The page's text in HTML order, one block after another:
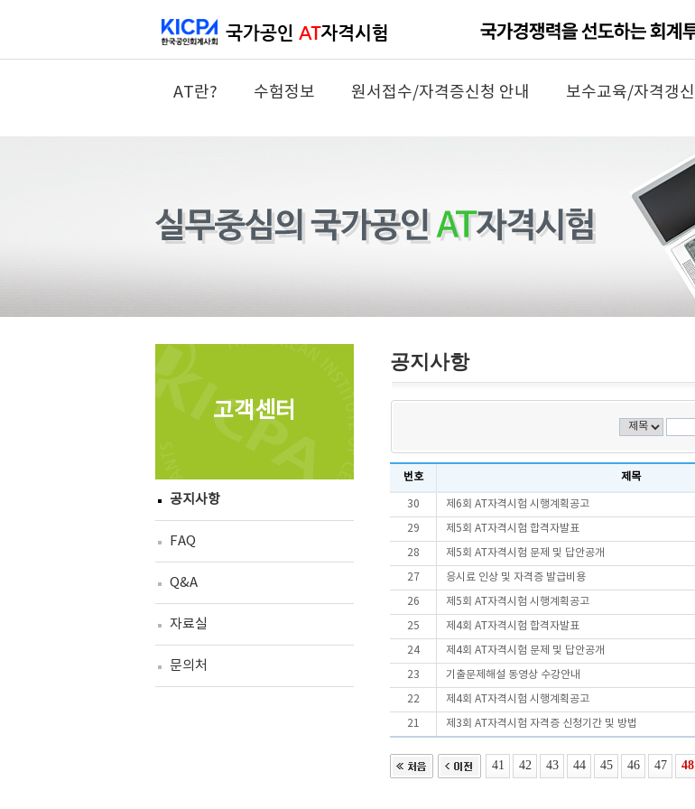
AT란? 수험정보 원서접수/자격증신청 안내 보수교육/자격갱신
고객센터
공지사항
FAQ
Q&A
자료실
문의처
공지사항
번호 제목
30 제6회 AT자격시험 시행계획공고
29 제5회 AT자격시험 합격자발표
28 제5회 AT자격시험 문제 및 답안공개
27 응시료 인상 및 자격증 발급비용
26 제5회 AT자격시험 시행계획공고
25 제4회 AT자격시험 합격자발표
24 제4회 AT자격시험 문제 및 답안공개
23 기출문제해설 동영상 수강안내
22 제4회 AT자격시험 시행계획공고
21 제3회 AT자격시험 자격증 신청기간 및 방법
41 42 43 44 45 46 47 48